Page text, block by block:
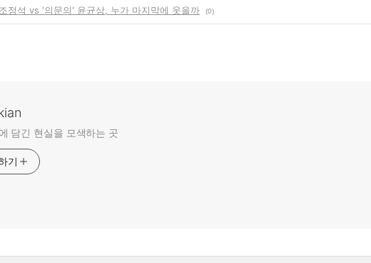
정석 vs '의문의' 윤균상, 누가 마지막에 웃을까
(0)
담긴 현실을 모색하는 곳
기